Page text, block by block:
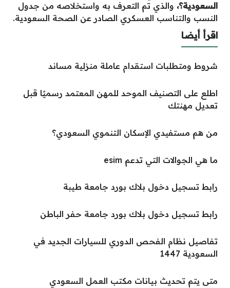
السعودية؟، والذي تم التعرف به واستخلاصه من جدول
النسب والتناسب العسكري الصادر عن الصحة السعودية.
اقرأ أيضا
شروط ومتطلبات استقدام عاملة منزلية مساند
اطلع على التصنيف الموحد للمهن المعتمد رسميًا قبل
تعديل مهنتك
من هم مستفيدي الإسكان التنموي السعودي؟
ما هي الجوالات التي تدعم esim
رابط تسجيل دخول بلاك بورد جامعة طيبة
رابط تسجيل دخول بلاك بورد جامعة حفر الباطن
تفاصيل نظام الفحص الدوري للسيارات الجديد في
السعودية 1447
متى يتم تحديث بيانات مكتب العمل السعودي